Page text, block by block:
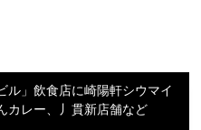
ル」飲食店に崎陽軒シウマイ
カレー、丿貫新店舗など